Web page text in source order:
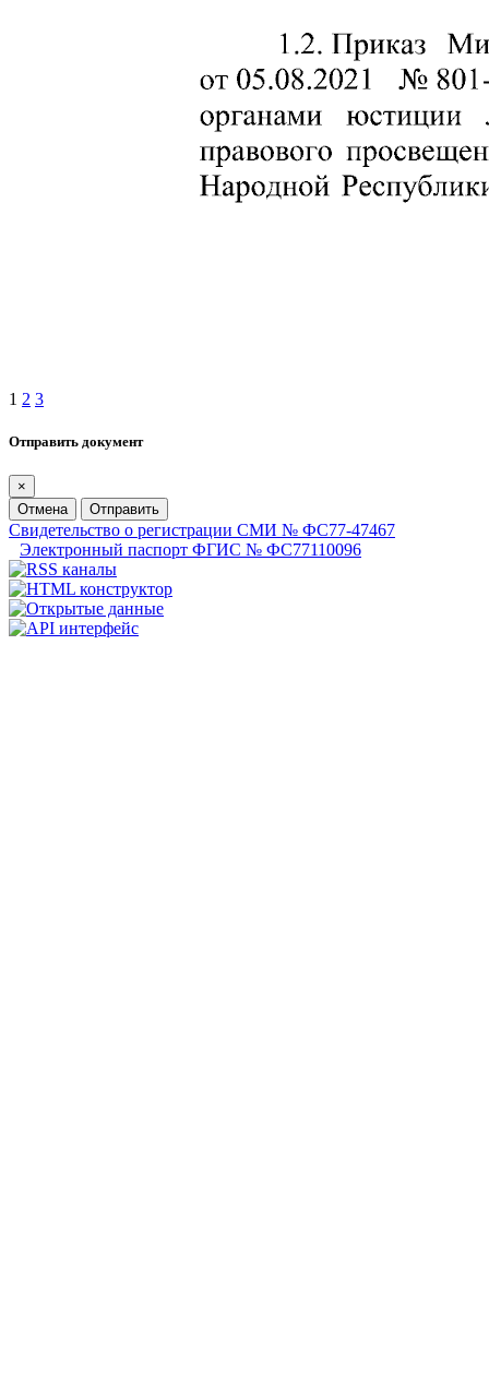
1 2 3
Отправить документ
×
Отмена
Отправить
Свидетельство о регистрации СМИ № ФС77-47467
Электронный паспорт ФГИС № ФС77110096